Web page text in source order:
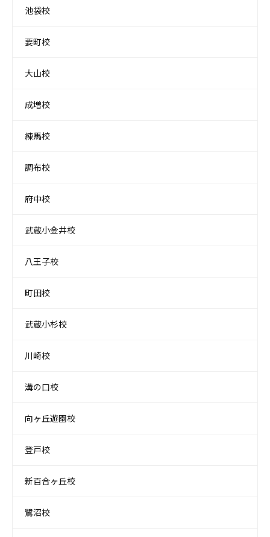
池袋校
要町校
大山校
成増校
練馬校
調布校
府中校
武蔵小金井校
八王子校
町田校
武蔵小杉校
川崎校
溝の口校
向ヶ丘遊園校
登戸校
新百合ヶ丘校
鷺沼校